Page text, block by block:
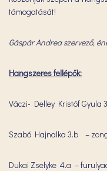
támogatását!
Gáspár Andrea szervező,
Hangszeres fellépők:
Váczi- Delley Kristóf Gyula
Szabó Hajnalka 3.b –
Dukai Zselyke 4.a –